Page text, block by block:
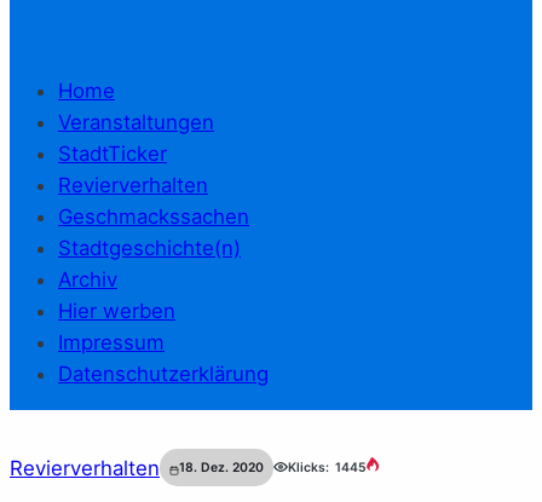
Home
Veranstaltungen
StadtTicker
Revierverhalten
Geschmackssachen
Stadtgeschichte(n)
Archiv
Hier werben
Impressum
Datenschutzerklärung
Revierverhalten 18. Dez. 2020 Klicks: 1445